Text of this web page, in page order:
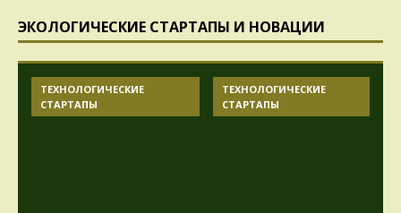
ЭКОЛОГИЧЕСКИЕ СТАРТАПЫ И НОВАЦИИ
ТЕХНОЛОГИЧЕСКИЕ
СТАРТАПЫ
ТЕХНОЛОГИЧЕСКИЕ
СТАРТАПЫ